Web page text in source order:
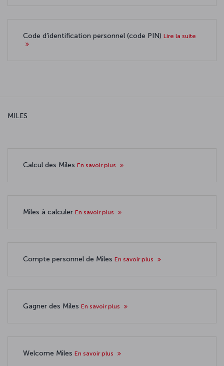
Code d’identification personnel (code PIN) Lire la suite
MILES
Calcul des Miles En savoir plus
Miles à calculer En savoir plus
Compte personnel de Miles En savoir plus
Gagner des Miles En savoir plus
Welcome Miles En savoir plus